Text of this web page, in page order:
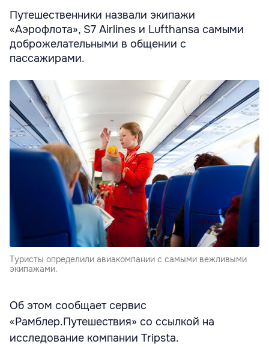
Путешественники назвали экипажи
«Аэрофлота», S7 Airlines и Lufthansa самыми
доброжелательными в общении с
пассажирами.
Туристы определили авиакомпании с самыми вежливыми
экипажами.
Об этом сообщает сервис
«Рамблер.Путешествия» со ссылкой на
исследование компании Tripsta.